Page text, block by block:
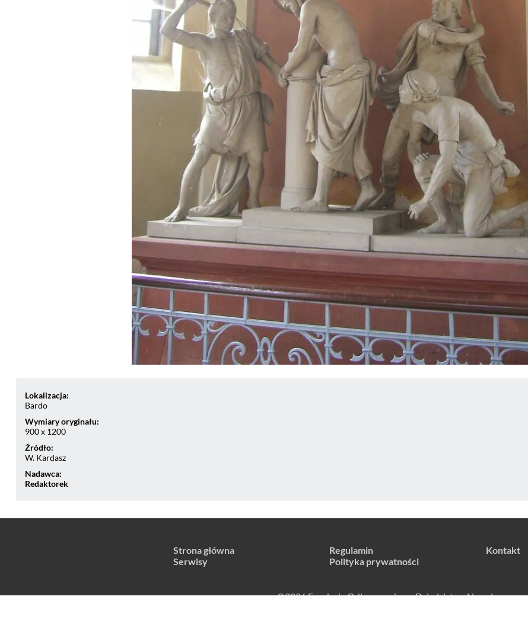
Lokalizacja:
Bardo
Wymiary oryginału:
900 x 1200
Źródło:
W. Kardasz
Nadawca:
Redaktorek
Strona główna
Serwisy
Regulamin
Polityka prywatności
Kontakt
©2026 Fundacja Odtworzeniowa Dziedzictwa Narodowego